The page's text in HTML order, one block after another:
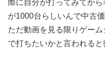
際に自分が打ってみてか
が1000台らしいんで中古
ただ動画を見る限りゲー
で打ちたいかと言われる